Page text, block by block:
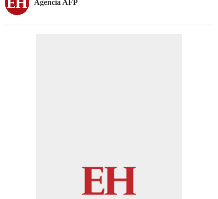
Agencia AFP